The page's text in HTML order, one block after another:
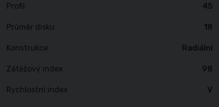
Profil 45
Průměr disku 18
Konstrukce Radiální
Zátěžový index 98
Rychlostní index V